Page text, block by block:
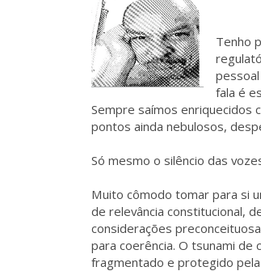
Tenho
fala é
Sempre saímos enriquecidos
pontos ainda nebulosos,
Só mesmo o silêncio das
Muito cômodo tomar para si
de relevância constitucional,
considerações
para coerência. O tsunami
fragmentado e protegido